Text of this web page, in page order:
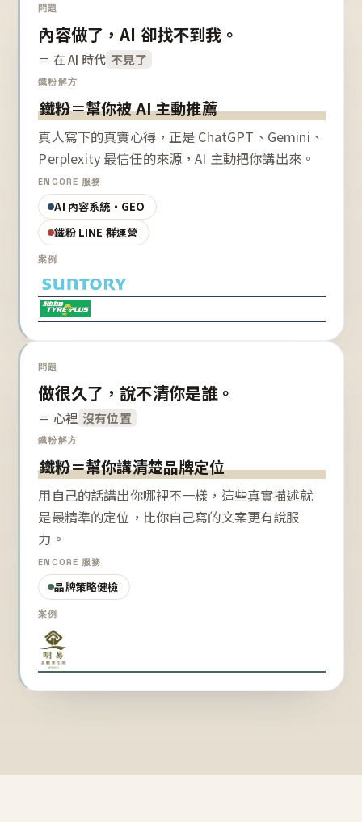
問題
內容做了，AI 卻找不到我。
＝ 在 AI 時代 不見了
鐵粉解方
鐵粉＝幫你被 AI 主動推薦
真人寫下的真實心得，正是 ChatGPT、Gemini、
Perplexity 最信任的來源，AI 主動把你講出來。
ENCORE 服務
AI 內容系統・GEO
鐵粉 LINE 群運營
案例
問題
做很久了，說不清你是誰。
＝ 心裡 沒有位置
鐵粉解方
鐵粉＝幫你講清楚品牌定位
用自己的話講出你哪裡不一樣，這些真實描述就
是最精準的定位，比你自己寫的文案更有說服
力。
ENCORE 服務
品牌策略健檢
案例